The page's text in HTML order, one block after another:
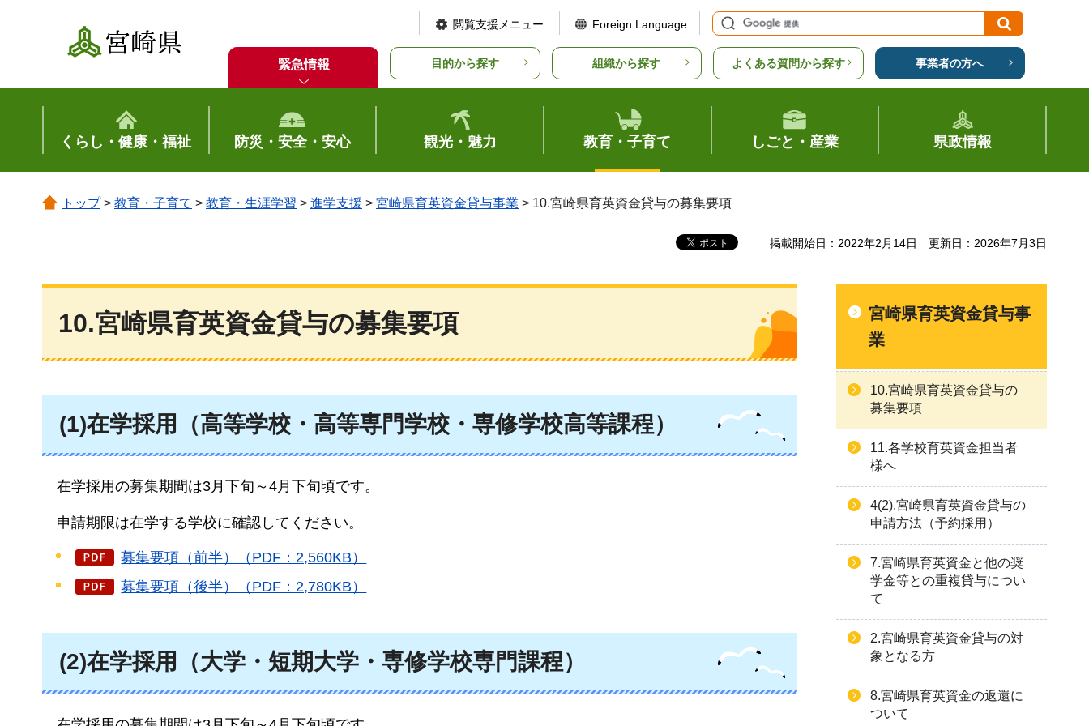
宮崎県
閲覧支援メニュー Foreign Language
緊急情報 目的から探す 組織から探す よくある質問から探す 事業者の方へ
くらし・健康・福祉 防災・安全・安心 観光・魅力 教育・子育て しごと・産業 県政情報
トップ> 教育・子育て > 教育・生涯学習 > 進学支援 > 宮崎県育英資金貸与事業 > 10.宮崎県育英資金貸与の募集要項
掲載開始日：2022年2月14日 更新日：2026年7月3日
10.宮崎県育英資金貸与の募集要項
(1)在学採用（高等学校・高等専門学校・専修学校高等課程）
在学採用の募集期間は3月下旬～4月下旬頃です。
申請期限は在学する学校に確認してください。
募集要項（前半）（PDF：2,560KB）
募集要項（後半）（PDF：2,780KB）
(2)在学採用（大学・短期大学・専修学校専門課程）
宮崎県育英資金貸与事
業
10.宮崎県育英資金貸与の
募集要項
11.各学校育英資金担当者
様へ
4(2).宮崎県育英資金貸与の
申請方法（予約採用）
7.宮崎県育英資金と他の奨
学金等との重複貸与につい
て
2.宮崎県育英資金貸与の対
象となる方
8.宮崎県育英資金の返還に
ついて